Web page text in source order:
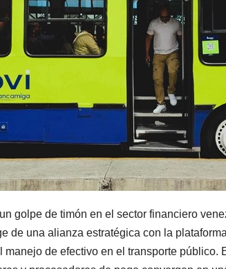
golpe de timón en el sector financiero
de una alianza estratégica con la
manejo de efectivo en el transporte público.